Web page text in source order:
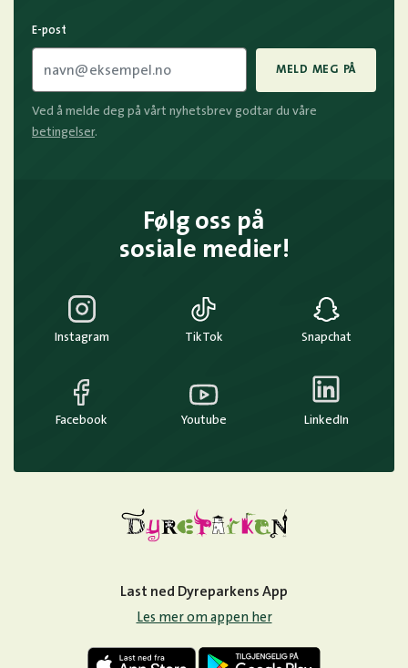
E-post
MELD MEG PÅ
Ved å melde deg på vårt nyhetsbrev godtar du våre
betingelser.
Følg oss på
sosiale medier!
Instagram TikTok Snapchat
Facebook Youtube LinkedIn
Last ned Dyreparkens App
Les mer om appen her